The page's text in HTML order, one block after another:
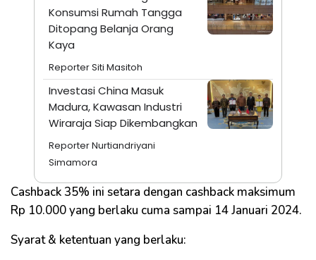
Konsumsi Rumah Tangga
Ditopang Belanja Orang
Kaya
Reporter Siti Masitoh
Investasi China Masuk
Madura, Kawasan Industri
Wiraraja Siap Dikembangkan
Reporter Nurtiandriyani
Simamora
Cashback 35% ini setara dengan cashback maksimum
Rp 10.000 yang berlaku cuma sampai 14 Januari 2024.
Syarat & ketentuan yang berlaku: